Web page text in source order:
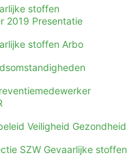
stoffen
2019 Presentatie
stoffen Arbo
Veiligheid Gezondheid
SZW Gevaarlijke stoffen